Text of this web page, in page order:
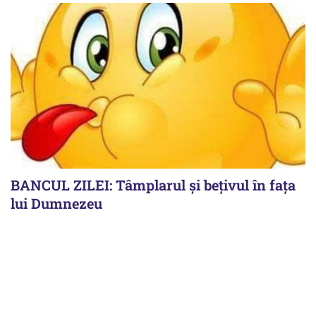
BANCUL ZILEI: Tâmplarul și bețivul în fața
lui Dumnezeu